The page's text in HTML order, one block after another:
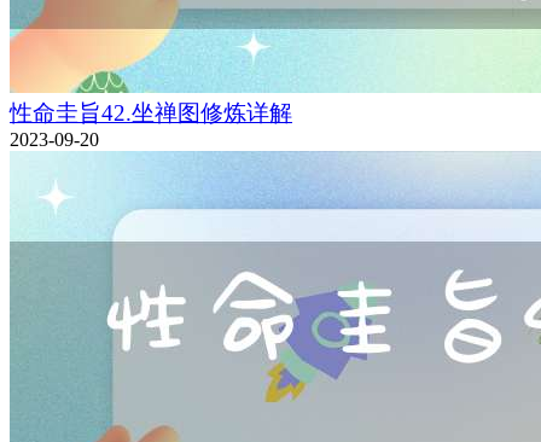
性命圭旨42.坐禅图修炼详解
2023-09-20